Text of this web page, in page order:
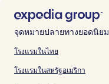
จุดหมายปลายทางยอดนิยม
โรงแรมในไทย
โรงแรมในสหรัฐอเมริกา